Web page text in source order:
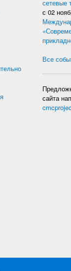
сетевые
с 02
Все
сайта